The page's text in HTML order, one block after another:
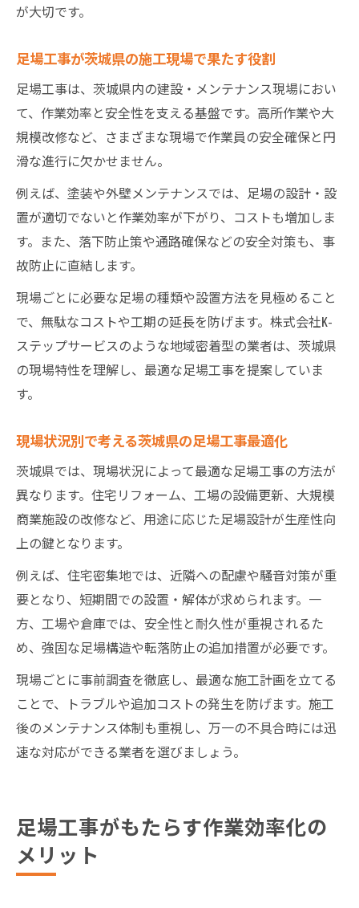
が大切です。
足場工事が茨城県の施工現場で果たす役割
足場工事は、茨城県内の建設・メンテナンス現場におい
て、作業効率と安全性を支える基盤です。高所作業や大
規模改修など、さまざまな現場で作業員の安全確保と円
滑な進行に欠かせません。
例えば、塗装や外壁メンテナンスでは、足場の設計・設
置が適切でないと作業効率が下がり、コストも増加しま
す。また、落下防止策や通路確保などの安全対策も、事
故防止に直結します。
現場ごとに必要な足場の種類や設置方法を見極めること
で、無駄なコストや工期の延長を防げます。株式会社K-
ステップサービスのような地域密着型の業者は、茨城県
の現場特性を理解し、最適な足場工事を提案していま
す。
現場状況別で考える茨城県の足場工事最適化
茨城県では、現場状況によって最適な足場工事の方法が
異なります。住宅リフォーム、工場の設備更新、大規模
商業施設の改修など、用途に応じた足場設計が生産性向
上の鍵となります。
例えば、住宅密集地では、近隣への配慮や騒音対策が重
要となり、短期間での設置・解体が求められます。一
方、工場や倉庫では、安全性と耐久性が重視されるた
め、強固な足場構造や転落防止の追加措置が必要です。
現場ごとに事前調査を徹底し、最適な施工計画を立てる
ことで、トラブルや追加コストの発生を防げます。施工
後のメンテナンス体制も重視し、万一の不具合時には迅
速な対応ができる業者を選びましょう。
足場工事がもたらす作業効率化の
メリット